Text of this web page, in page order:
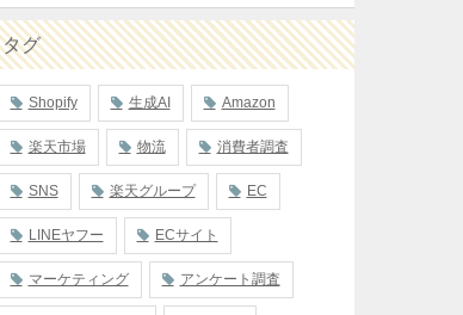
タグ
Shopify 生成AI Amazon
楽天市場 物流 消費者調査
SNS 楽天グループ EC
LINEヤフー ECサイト
マーケティング アンケート調査